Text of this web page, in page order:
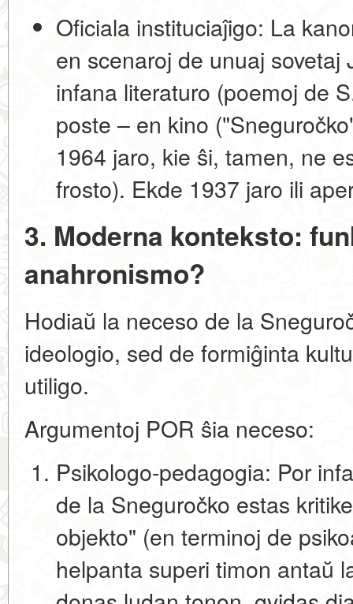
Oficiala instituciaĵigo: La
en scenaroj de unuaj
infana literaturo (poemoj de
poste – en kino
1964 jaro, kie ŝi, tamen, ne
frosto). Ekde 1937 jaro ili
3. Moderna konteksto:
anahronismo?
Hodiaŭ la neceso de la
ideologio, sed de formiĝinta
utiligo.
Argumentoj POR ŝia neceso:
Psikologo-pedagogia: Por
de la Sneguročko estas
objekto" (en terminoj de
helpanta superi timon antaŭ